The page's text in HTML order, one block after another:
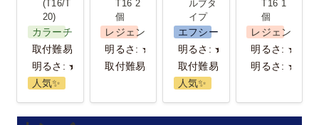
(T16/T
20)
カラーチェンジ
取付難易度: ★★★
明るさ: ★★
人気✨️
T16 2
個
レジェンダリーシリーズ
明るさ: ★★★
取付難易度：★
ルブタ
イプ
エフシーエル
明るさ: ★★
取付難易度：★
人気✨️
T16 1
個
レジェンダリ
明るさ: ★★
明るさ: ★